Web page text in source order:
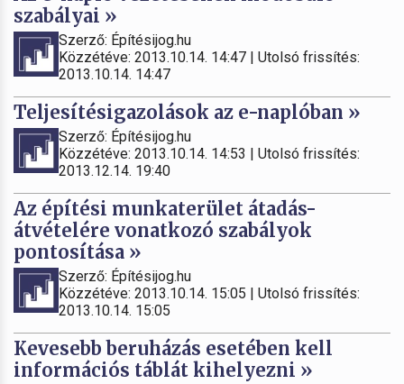
szabályai »
Szerző: Építésijog.hu
Közzétéve: 2013.10.14. 14:47 | Utolsó frissítés:
2013.10.14. 14:47
Teljesítésigazolások az e-naplóban »
Szerző: Építésijog.hu
Közzétéve: 2013.10.14. 14:53 | Utolsó frissítés:
2013.12.14. 19:40
Az építési munkaterület átadás-
átvételére vonatkozó szabályok
pontosítása »
Szerző: Építésijog.hu
Közzétéve: 2013.10.14. 15:05 | Utolsó frissítés:
2013.10.14. 15:05
Kevesebb beruházás esetében kell
információs táblát kihelyezni »